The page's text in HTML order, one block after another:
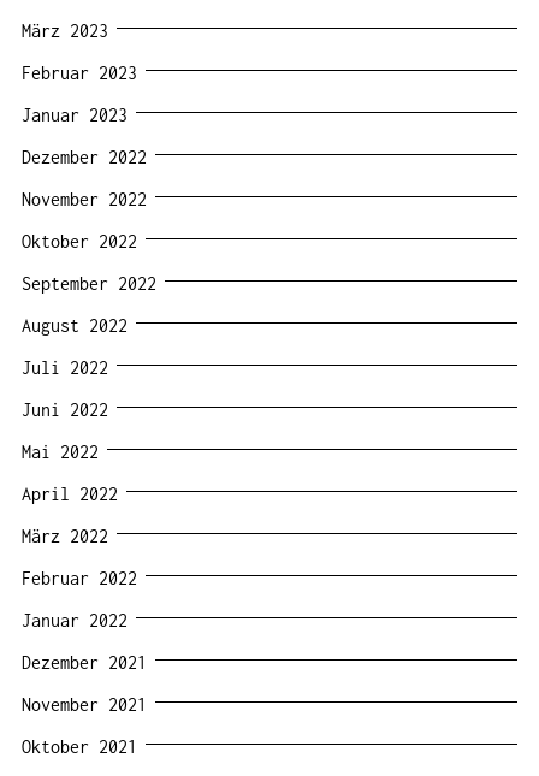
März 2023
Februar 2023
Januar 2023
Dezember 2022
November 2022
Oktober 2022
September 2022
August 2022
Juli 2022
Juni 2022
Mai 2022
April 2022
März 2022
Februar 2022
Januar 2022
Dezember 2021
November 2021
Oktober 2021